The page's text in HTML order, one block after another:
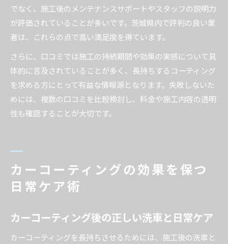
でなく、施工後のメンテナンスサポートやスタッフの説明力
が評価されていることが多いです。茨城県内で評判の良い業
者は、これらの点で高い満足度を得ています。
さらに、口コミでは施工の持続期間や効果の実感について具
体的に言及されていることが多く、長持ちするコーティング
を求める方にとって有益な情報源となります。失敗しないた
めには、複数の口コミを比較検討し、料金や施工内容の透明
性も確認することが大切です。
カーコーティングの効果を保つ
日常ケア術
カーコーティング後の正しい洗車と日常ケア
カーコーティングを長持ちさせるためには、施工後の洗車と